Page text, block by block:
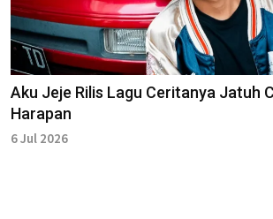
Aku Jeje Rilis Lagu Ceritanya Jatuh
Harapan
6 Jul 2026